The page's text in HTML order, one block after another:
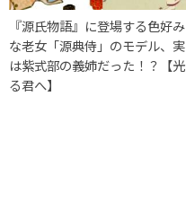
『源氏物語』に登場する色好み
な老女「源典侍」のモデル、実
は紫式部の義姉だった！？【光
る君へ】